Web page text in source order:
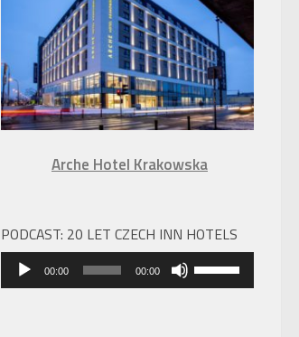
úroveň
hlasitosti.
Arche Hotel Krakowska
PODCAST: 20 LET CZECH INN HOTELS
Audio
přehrávač
00:00 00:00
Použitím
šipek